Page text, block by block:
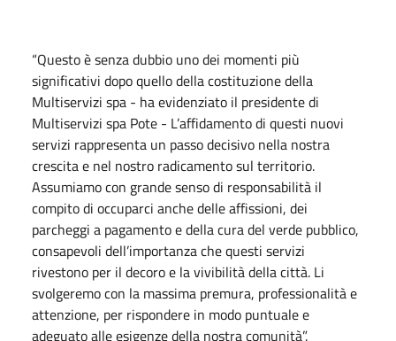
“Questo è senza dubbio uno dei momenti più
significativi dopo quello della costituzione della
Multiservizi spa - ha evidenziato il presidente di
Multiservizi spa Pote - L’affidamento di questi nuovi
servizi rappresenta un passo decisivo nella nostra
crescita e nel nostro radicamento sul territorio.
Assumiamo con grande senso di responsabilità il
compito di occuparci anche delle affissioni, dei
parcheggi a pagamento e della cura del verde pubblico,
consapevoli dell’importanza che questi servizi
rivestono per il decoro e la vivibilità della città. Li
svolgeremo con la massima premura, professionalità e
attenzione, per rispondere in modo puntuale e
adeguato alle esigenze della nostra comunità”.